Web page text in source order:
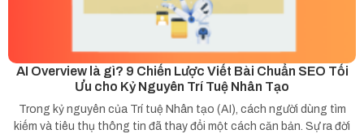
AI Overview là gì? 9 Chiến Lược Viết Bài Chuẩn SEO Tối
Ưu cho Kỷ Nguyên Trí Tuệ Nhân Tạo
Trong kỷ nguyên của Trí tuệ Nhân tạo (AI), cách người dùng tìm
kiếm và tiêu thụ thông tin đã thay đổi một cách căn bản. Sự ra đời